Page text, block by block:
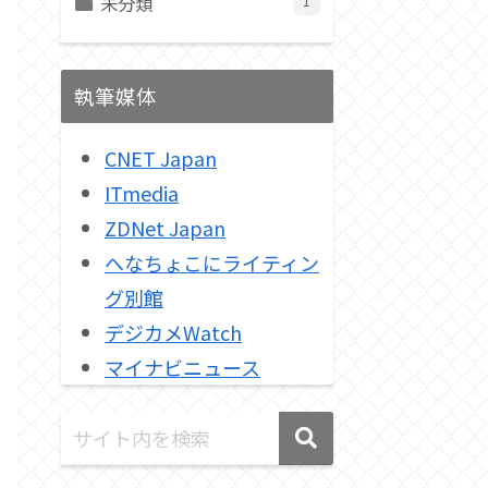
執筆媒体
CNET Japan
ITmedia
ZDNet Japan
へなちょこにライティン
グ別館
デジカメWatch
マイナビニュース